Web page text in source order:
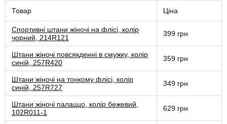
Товар Ціна
Спортивні штани жіночі на флісі, колір
чорний, 214R121
399 грн
Штани жіночі повсякденні в смужку, колір
синій, 257R420
359 грн
Штани жіночі на тонкому флісі, колір
синій, 257R727
349 грн
Штани жіночі палаццо, колір бежевий,
102R011-1
629 грн